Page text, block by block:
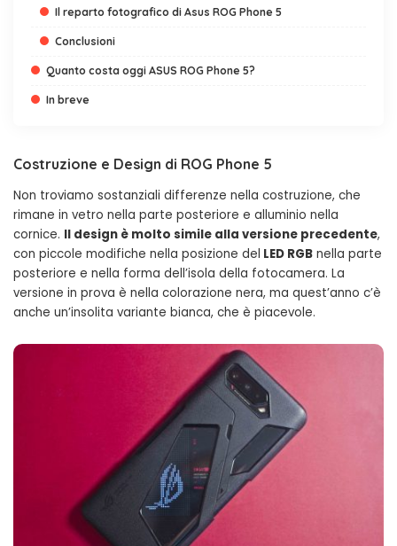
Il reparto fotografico di Asus ROG Phone 5
Conclusioni
Quanto costa oggi ASUS ROG Phone 5?
In breve
Costruzione e Design di ROG Phone 5
Non troviamo sostanziali differenze nella costruzione, che
rimane in vetro nella parte posteriore e alluminio nella
cornice. Il design è molto simile alla versione precedente,
con piccole modifiche nella posizione del LED RGB nella parte
posteriore e nella forma dell’isola della fotocamera. La
versione in prova è nella colorazione nera, ma quest’anno c’è
anche un’insolita variante bianca, che è piacevole.